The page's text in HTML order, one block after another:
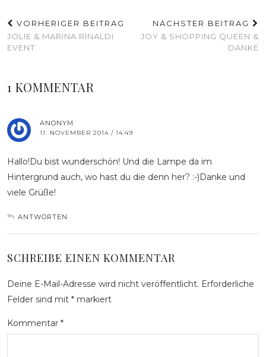
VORHERIGER BEITRAG
JOLIE & MARINA RINALDI
EVENT
NÄCHSTER BEITRAG
JOY & SHOPPING QUEEN &
DANKE
1 KOMMENTAR
ANONYM
11. NOVEMBER 2014 / 14:49
Hallo!Du bist wunderschön! Und die Lampe da im
Hintergrund auch, wo hast du die denn her? :-)Danke und
viele Grüße!
ANTWORTEN
SCHREIBE EINEN KOMMENTAR
Deine E-Mail-Adresse wird nicht veröffentlicht. Erforderliche
Felder sind mit * markiert
Kommentar *